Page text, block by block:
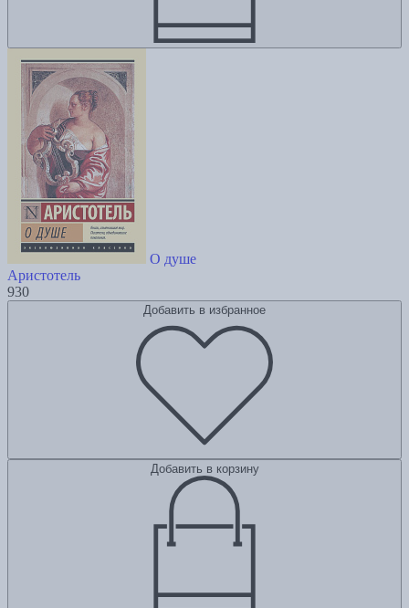
О душе
Аристотель
930
Добавить в избранное
Добавить в корзину